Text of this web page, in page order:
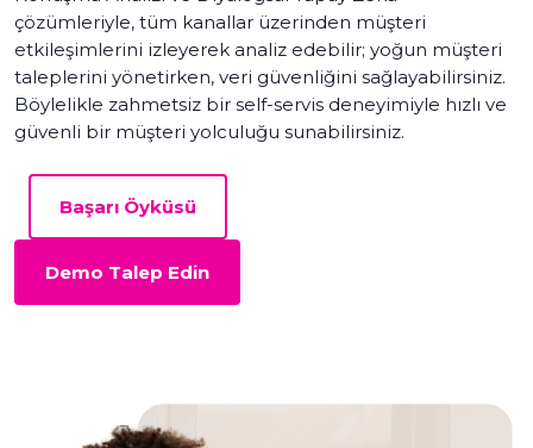
çözümleriyle, tüm kanallar üzerinden müşteri
etkileşimlerini izleyerek analiz edebilir; yoğun müşteri
taleplerini yönetirken, veri güvenliğini sağlayabilirsiniz.
Böylelikle zahmetsiz bir self-servis deneyimiyle hızlı ve
güvenli bir müşteri yolculuğu sunabilirsiniz.
Başarı Öyküsü
Demo Talep Edin